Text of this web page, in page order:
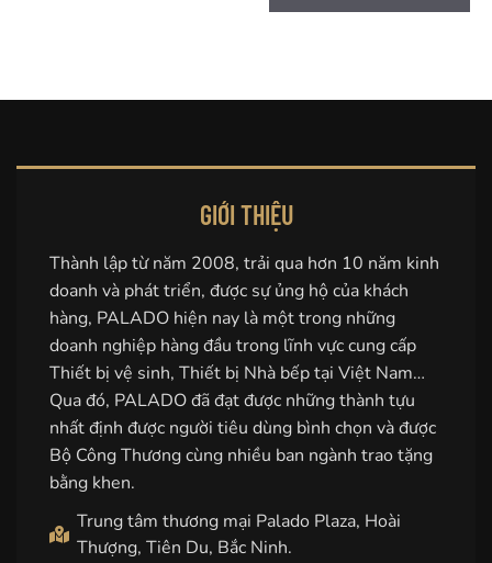
GIỚI THIỆU
Thành lập từ năm 2008, trải qua hơn 10 năm kinh
doanh và phát triển, được sự ủng hộ của khách
hàng, PALADO hiện nay là một trong những
doanh nghiệp hàng đầu trong lĩnh vực cung cấp
Thiết bị vệ sinh, Thiết bị Nhà bếp tại Việt Nam…
Qua đó, PALADO đã đạt được những thành tựu
nhất định được người tiêu dùng bình chọn và được
Bộ Công Thương cùng nhiều ban ngành trao tặng
bằng khen.
Trung tâm thương mại Palado Plaza, Hoài
Thượng, Tiên Du, Bắc Ninh.